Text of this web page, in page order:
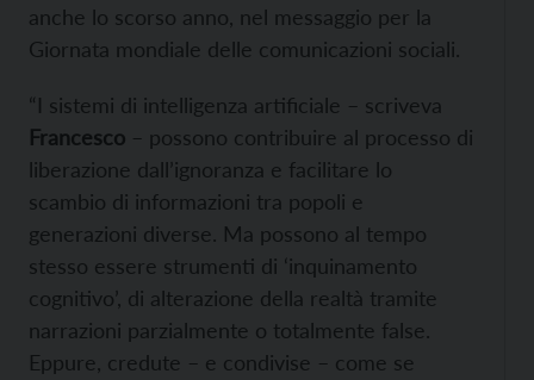
anche lo scorso anno, nel messaggio per la
Giornata mondiale delle comunicazioni sociali.
“I sistemi di intelligenza artificiale – scriveva
Francesco – possono contribuire al processo di
liberazione dall’ignoranza e facilitare lo
scambio di informazioni tra popoli e
generazioni diverse. Ma possono al tempo
stesso essere strumenti di ‘inquinamento
cognitivo’, di alterazione della realtà tramite
narrazioni parzialmente o totalmente false.
Eppure, credute – e condivise – come se